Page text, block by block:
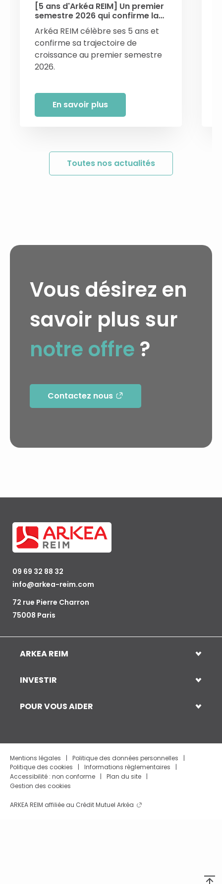
[5 ans d'Arkéa REIM] Un premier
semestre 2026 qui confirme la
dynamique de croissance
Arkéa REIM célèbre ses 5 ans et
confirme sa trajectoire de
croissance au premier semestre
2026.
En savoir plus
Toutes nos actualités
Vous désirez en
savoir plus sur
notre offre ?
Contactez nous
09 69 32 88 32
info@arkea-reim.com
72 rue Pierre Charron
75008 Paris
ARKEA REIM
INVESTIR
POUR VOUS AIDER
Mentions légales
Politique des données personnelles
Politique des cookies
Informations règlementaires
Accessibilité : non conforme
Plan du site
Gestion des cookies
ARKEA REIM affiliée au Crédit Mutuel Arkéa